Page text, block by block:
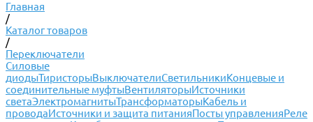
Главная
/
Каталог товаров
/
Переключатели
Силовые
диодыТиристорыВыключателиСветильникиКонцевые и
соединительные муфтыВентиляторыИсточники
светаЭлектромагнитыТрансформаторыКабель и
проводаИсточники и защита питанияПосты управленияРеле